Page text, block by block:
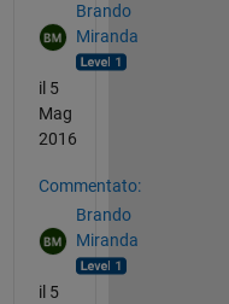
Brando
Miranda
il 5
Mag
2016
Commentato:
Brando
Miranda
il 5